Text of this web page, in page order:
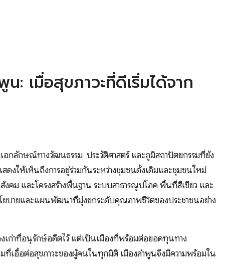
น: เมื่อสุขภาวะที่ดีเริ่มได้จาก
เอกลักษณ์ทางวัฒนธรรม ประวัติศาสตร์ และภูมิสถาปัตยกรรมที่ยัง
งให้เห็นถึงการอยู่ร่วมกันระหว่างชุมชนดั้งเดิมและชุมชนใหม่
คม และโครงสร้างพื้นฐาน ระบบสาธารณูปโภค พื้นที่สีเขียว และ
ยบายและแผนพัฒนาที่มุ่งยกระดับคุณภาพชีวิตของประชาชนอย่าง
งเก่าที่อนุรักษ์อดีตไว้ แต่เป็นเมืองที่พร้อมต่อยอดทุนทาง
ที่เอื้อต่อสุขภาวะของผู้คนในทุกมิติ เมืองลำพูนจึงมีความพร้อมใน